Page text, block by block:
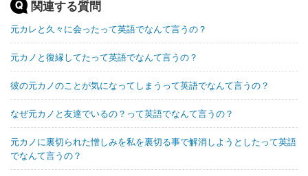
関連する質問
元カレと久々に会ったって英語でなんて言うの？
元カノと復縁してたって英語でなんて言うの？
彼の元カノのことが気になってしまうって英語でなんて言うの？
なぜ元カノと友達でいるの？って英語でなんて言うの？
元カノに裏切られた憎しみを私を裏切る事で解消しようとしたって英語
でなんて言うの？